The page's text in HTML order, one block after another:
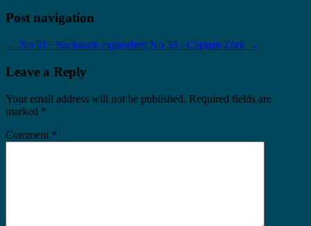
Post navigation
← No 31 · Sackstark expandiert No 33 · Captain Zörk →
Leave a Reply
Your email address will not be published. Required fields are
marked *
Comment *